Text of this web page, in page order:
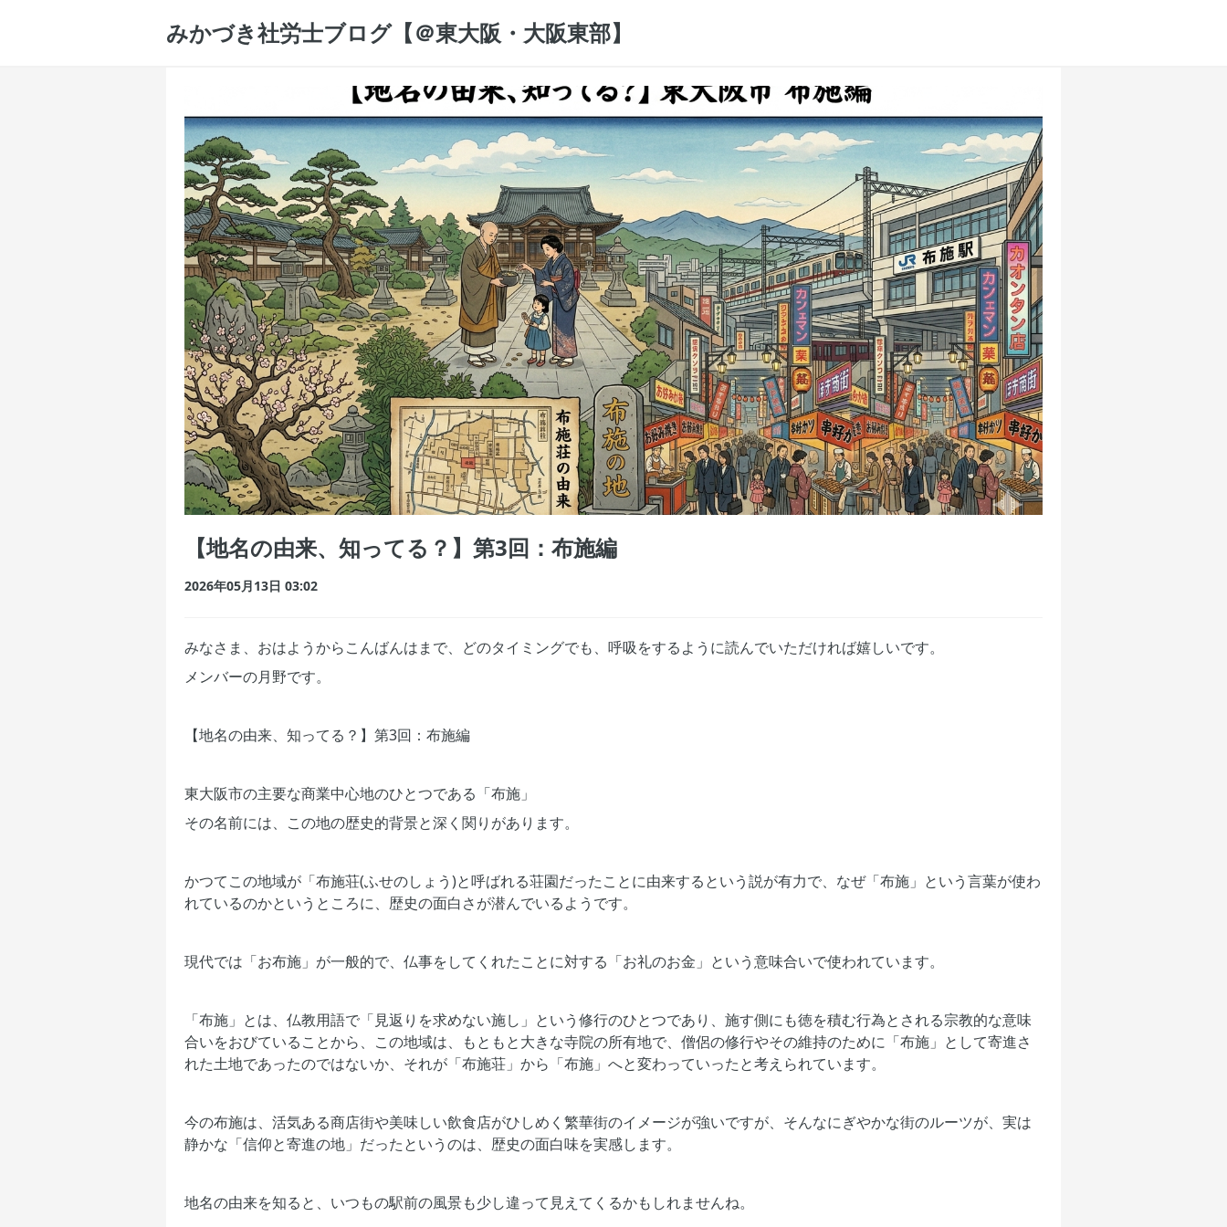
みかづき社労士ブログ【＠東大阪・大阪東部】
【地名の由来、知ってる？】第3回：布施編
2026年05月13日 03:02
みなさま、おはようからこんばんはまで、どのタイミングでも、呼吸をするように読んでいただければ嬉しいです。
メンバーの月野です。
【地名の由来、知ってる？】第3回：布施編
東大阪市の主要な商業中心地のひとつである「布施」
その名前には、この地の歴史的背景と深く関りがあります。
かつてこの地域が「布施荘(ふせのしょう)と呼ばれる荘園だったことに由来するという説が有力で、なぜ「布施」という言葉が使わ
れているのかというところに、歴史の面白さが潜んでいるようです。
現代では「お布施」が一般的で、仏事をしてくれたことに対する「お礼のお金」という意味合いで使われています。
「布施」とは、仏教用語で「見返りを求めない施し」という修行のひとつであり、施す側にも徳を積む行為とされる宗教的な意味
合いをおびていることから、この地域は、もともと大きな寺院の所有地で、僧侶の修行やその維持のために「布施」として寄進さ
れた土地であったのではないか、それが「布施荘」から「布施」へと変わっていったと考えられています。
今の布施は、活気ある商店街や美味しい飲食店がひしめく繁華街のイメージが強いですが、そんなにぎやかな街のルーツが、実は
静かな「信仰と寄進の地」だったというのは、歴史の面白味を実感します。
地名の由来を知ると、いつもの駅前の風景も少し違って見えてくるかもしれませんね。